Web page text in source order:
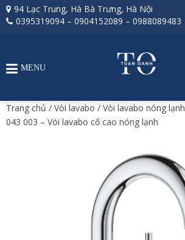
94 Lạc Trung, Hà Bà Trưng, Hà Nội
0395319094 – 0904152089 – 0988089483
MENU
Trang chủ / Vòi lavabo / Vòi lavabo nóng lạnh
043 003 – Vòi lavabo cổ cao nóng lạnh